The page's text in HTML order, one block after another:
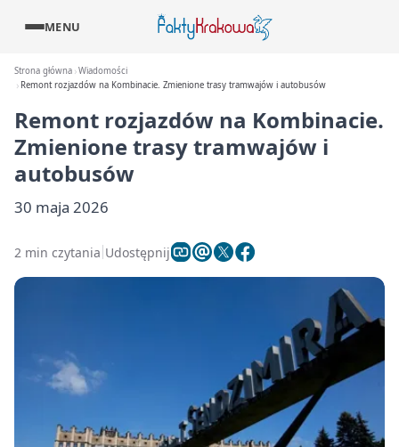
MENU
Strona główna Wiadomości
Remont rozjazdów na Kombinacie. Zmienione trasy tramwajów i autobusów
Remont rozjazdów na Kombinacie.
Zmienione trasy tramwajów i
autobusów
30 maja 2026
2 min czytania Udostępnij